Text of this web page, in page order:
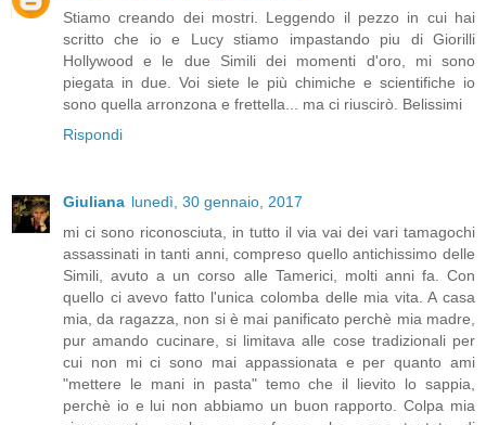
Stiamo creando dei mostri. Leggendo il pezzo in cui hai
scritto che io e Lucy stiamo impastando piu di Giorilli
Hollywood e le due Simili dei momenti d'oro, mi sono
piegata in due. Voi siete le più chimiche e scientifiche io
sono quella arronzona e frettella... ma ci riuscirò. Belissimi
Rispondi
Giuliana lunedì, 30 gennaio, 2017
mi ci sono riconosciuta, in tutto il via vai dei vari tamagochi
assassinati in tanti anni, compreso quello antichissimo delle
Simili, avuto a un corso alle Tamerici, molti anni fa. Con
quello ci avevo fatto l'unica colomba delle mia vita. A casa
mia, da ragazza, non si è mai panificato perchè mia madre,
pur amando cucinare, si limitava alle cose tradizionali per
cui non mi ci sono mai appassionata e per quanto ami
"mettere le mani in pasta" temo che il lievito lo sappia,
perchè io e lui non abbiamo un buon rapporto. Colpa mia